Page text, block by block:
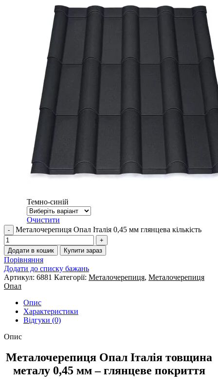
Темно-синій
Очистити
Металочерепиця Опал Італія 0,45 мм глянцева кількість
Додати в кошик Купити зараз
Порівняння
Додати до списку бажань
Артикул: 6881 Категорії: Металочерепиця, Металочерепиця
Опал
Опис
Характеристики
Відгуки (0)
Опис
Металочерепиця Опал Італія товщина
металу 0,45 мм – глянцеве покриття